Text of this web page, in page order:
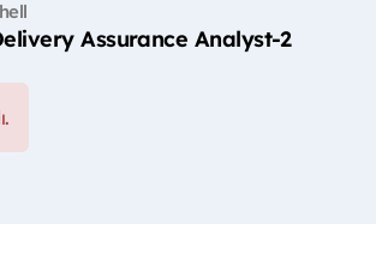
Assurance Analyst-2